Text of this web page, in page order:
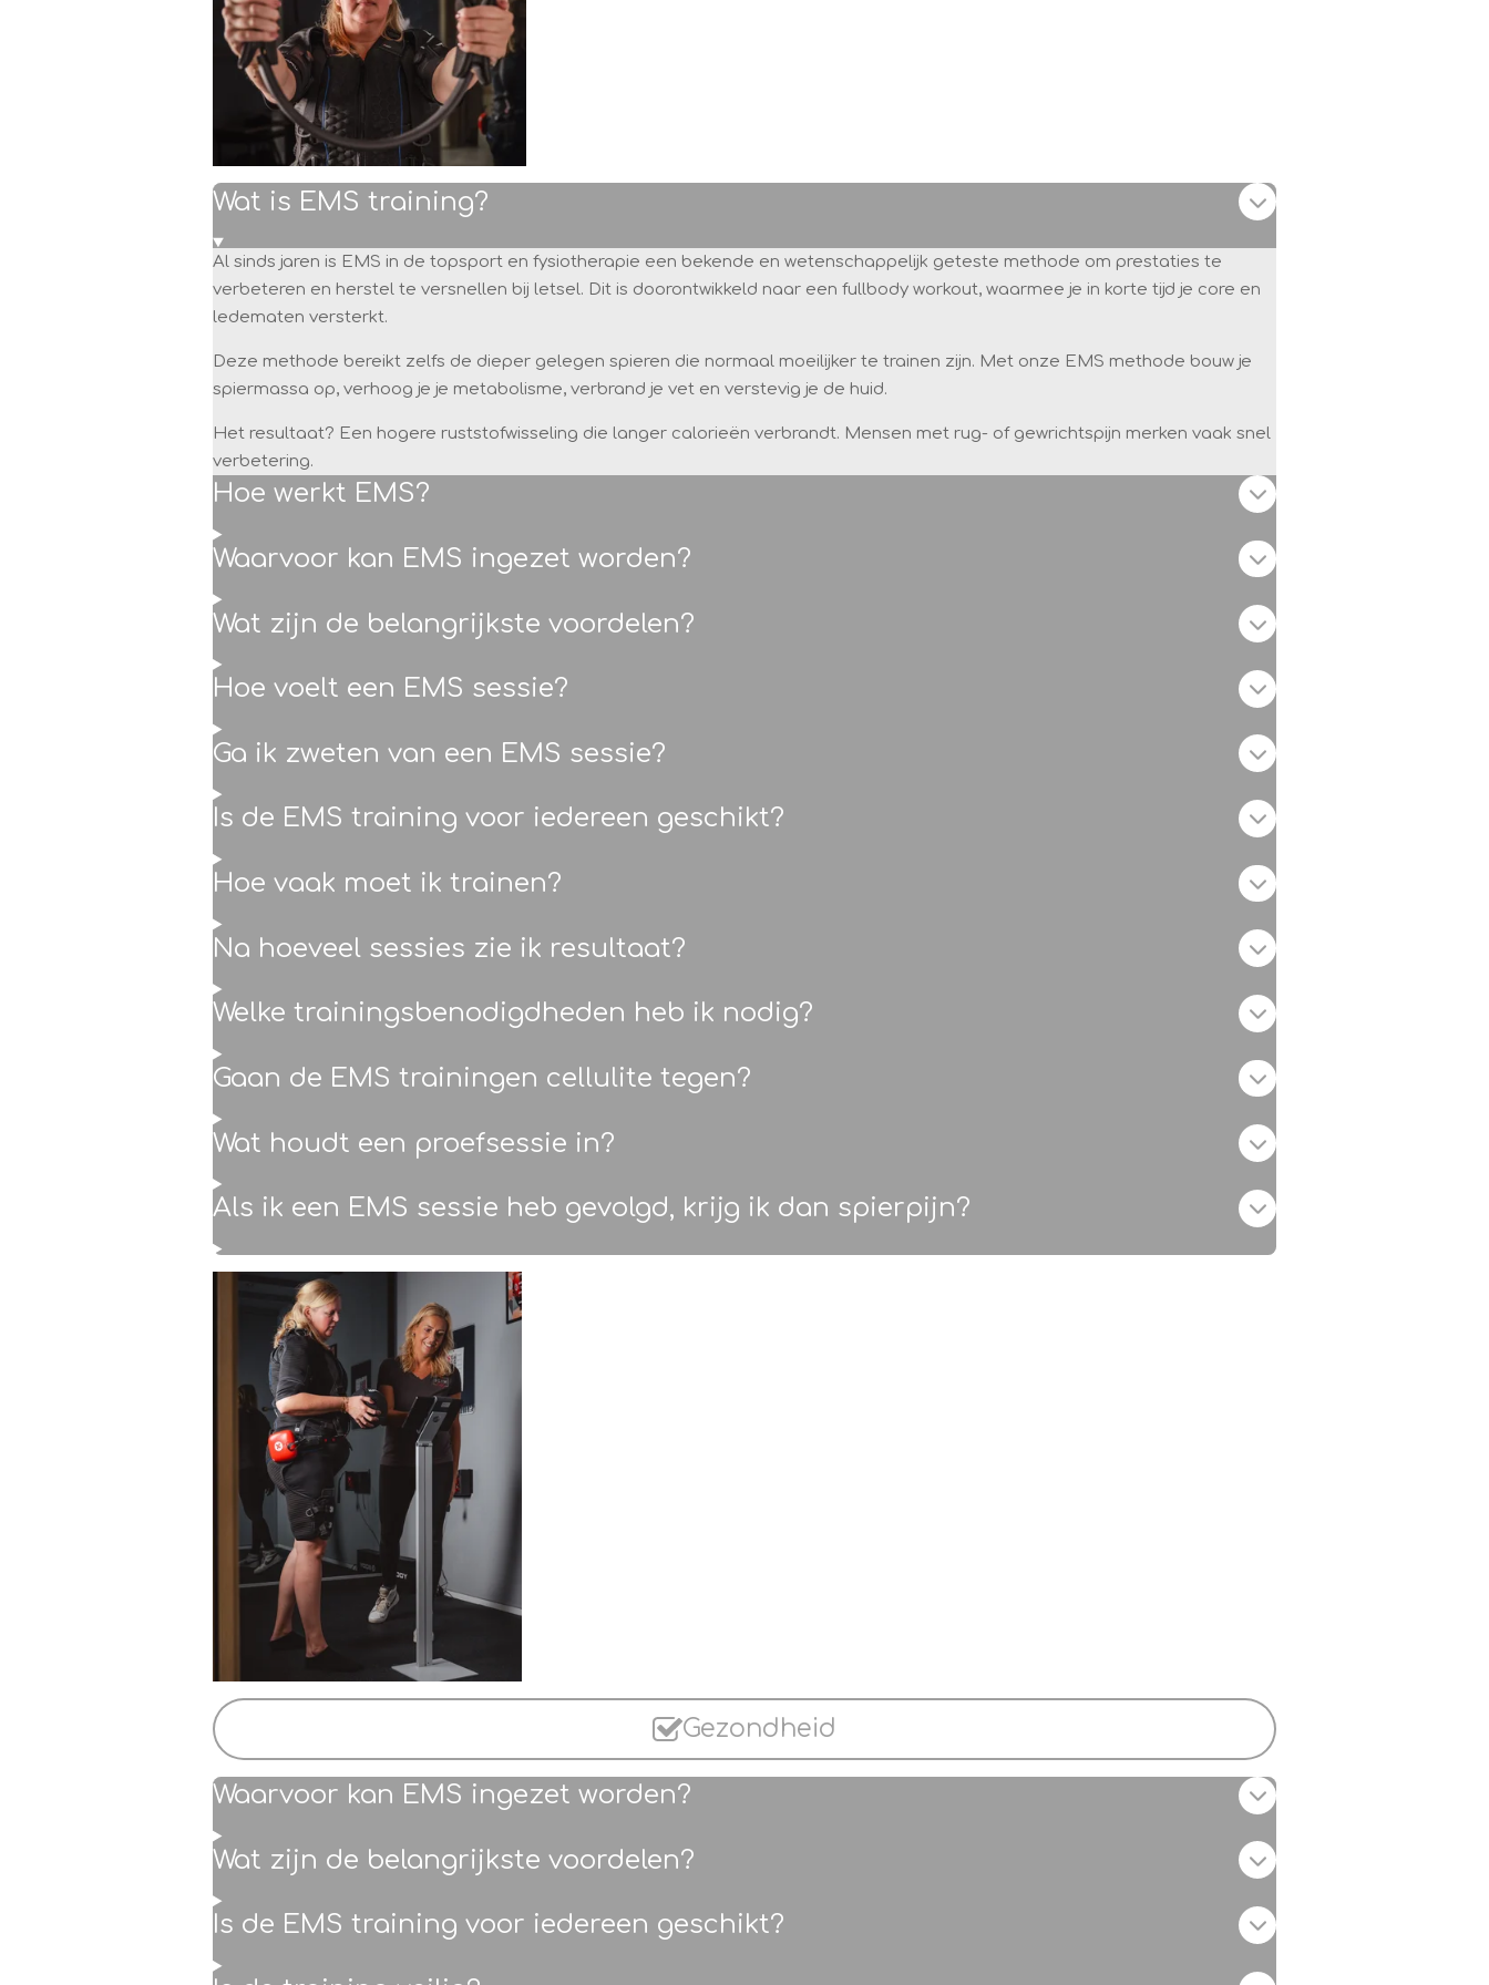
Wat is EMS training?
Al sinds jaren is EMS in de topsport en fysiotherapie een bekende en wetenschappelijk geteste methode om prestaties te
verbeteren en herstel te versnellen bij letsel. Dit is doorontwikkeld naar een fullbody workout, waarmee je in korte tijd je core en
ledematen versterkt.
Deze methode bereikt zelfs de dieper gelegen spieren die normaal moeilijker te trainen zijn. Met onze EMS methode bouw je
spiermassa op, verhoog je je metabolisme, verbrand je vet en verstevig je de huid.
Het resultaat? Een hogere ruststofwisseling die langer calorieën verbrandt. Mensen met rug- of gewrichtspijn merken vaak snel
verbetering.
Hoe werkt EMS?
Waarvoor kan EMS ingezet worden?
Wat zijn de belangrijkste voordelen?
Hoe voelt een EMS sessie?
Ga ik zweten van een EMS sessie?
Is de EMS training voor iedereen geschikt?
Hoe vaak moet ik trainen?
Na hoeveel sessies zie ik resultaat?
Welke trainingsbenodigdheden heb ik nodig?
Gaan de EMS trainingen cellulite tegen?
Wat houdt een proefsessie in?
Als ik een EMS sessie heb gevolgd, krijg ik dan spierpijn?
Gezondheid
Waarvoor kan EMS ingezet worden?
Wat zijn de belangrijkste voordelen?
Is de EMS training voor iedereen geschikt?